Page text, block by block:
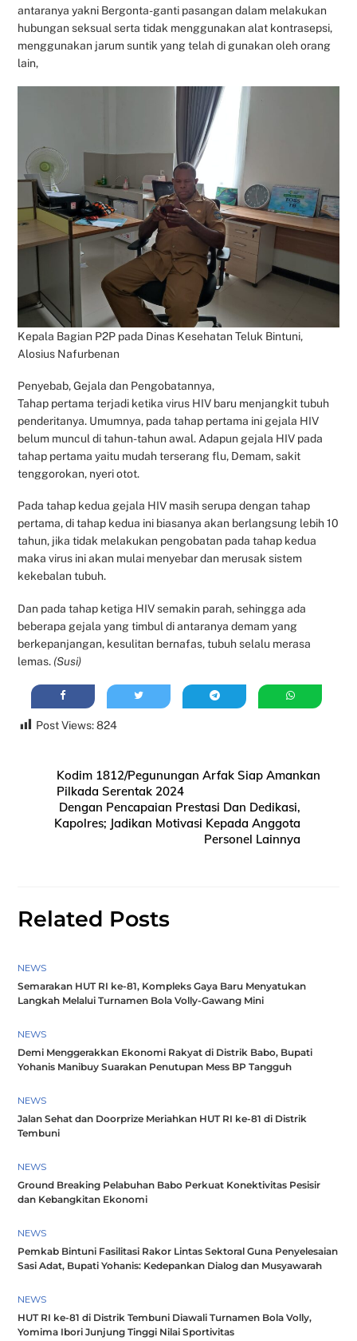
antaranya yakni Bergonta-ganti pasangan dalam melakukan
hubungan seksual serta tidak menggunakan alat kontrasepsi,
menggunakan jarum suntik yang telah di gunakan oleh orang
lain,
Kepala Bagian P2P pada Dinas Kesehatan Teluk Bintuni,
Alosius Nafurbenan
Penyebab, Gejala dan Pengobatannya,
Tahap pertama terjadi ketika virus HIV baru menjangkit tubuh
penderitanya. Umumnya, pada tahap pertama ini gejala HIV
belum muncul di tahun-tahun awal. Adapun gejala HIV pada
tahap pertama yaitu mudah terserang flu, Demam, sakit
tenggorokan, nyeri otot.
Pada tahap kedua gejala HIV masih serupa dengan tahap
pertama, di tahap kedua ini biasanya akan berlangsung lebih 10
tahun, jika tidak melakukan pengobatan pada tahap kedua
maka virus ini akan mulai menyebar dan merusak sistem
kekebalan tubuh.
Dan pada tahap ketiga HIV semakin parah, sehingga ada
beberapa gejala yang timbul di antaranya demam yang
berkepanjangan, kesulitan bernafas, tubuh selalu merasa
lemas. (Susi)
Post Views: 824
Kodim 1812/Pegunungan Arfak Siap Amankan
Pilkada Serentak 2024
Dengan Pencapaian Prestasi Dan Dedikasi,
Kapolres; Jadikan Motivasi Kepada Anggota
Personel Lainnya
Related Posts
NEWS
Semarakan HUT RI ke-81, Kompleks Gaya Baru Menyatukan
Langkah Melalui Turnamen Bola Volly-Gawang Mini
NEWS
Demi Menggerakkan Ekonomi Rakyat di Distrik Babo, Bupati
Yohanis Manibuy Suarakan Penutupan Mess BP Tangguh
NEWS
Jalan Sehat dan Doorprize Meriahkan HUT RI ke-81 di Distrik
Tembuni
NEWS
Ground Breaking Pelabuhan Babo Perkuat Konektivitas Pesisir
dan Kebangkitan Ekonomi
NEWS
Pemkab Bintuni Fasilitasi Rakor Lintas Sektoral Guna Penyelesaian
Sasi Adat, Bupati Yohanis: Kedepankan Dialog dan Musyawarah
NEWS
HUT RI ke-81 di Distrik Tembuni Diawali Turnamen Bola Volly,
Yomima Ibori Junjung Tinggi Nilai Sportivitas